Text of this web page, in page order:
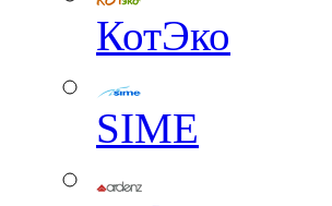
КотЭко
SIME